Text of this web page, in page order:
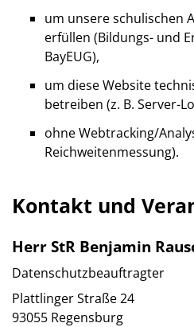
um unsere schulischen
erfüllen (Bildungs- und
BayEUG),
um diese Website
betreiben (z. B. Server-
ohne Webtracking/
Reichweitenmessung).
Kontakt und
Herr StR Benjamin
Datenschutzbeauftragter
Plattlinger Straße 24
93055 Regensburg